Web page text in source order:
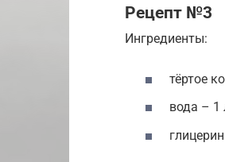
Рецепт №3
Ингредиенты:
тёртое
вода – 1